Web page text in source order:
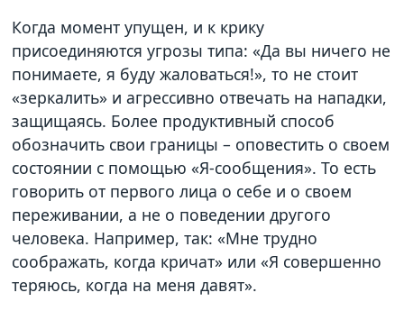
Когда момент упущен, и к крику
присоединяются угрозы типа: «Да вы ничего не
понимаете, я буду жаловаться!», то не стоит
«зеркалить» и агрессивно отвечать на нападки,
защищаясь. Более продуктивный способ
обозначить свои границы – оповестить о своем
состоянии с помощью «Я-сообщения». То есть
говорить от первого лица о себе и о своем
переживании, а не о поведении другого
человека. Например, так: «Мне трудно
соображать, когда кричат» или «Я совершенно
теряюсь, когда на меня давят».